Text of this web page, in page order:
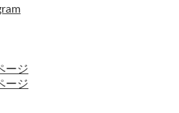
ージ
ージ